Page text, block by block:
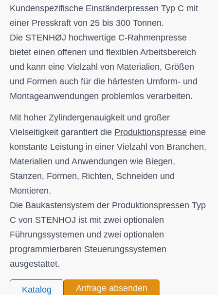
Kundenspezifische Einständerpressen Typ C mit
einer Presskraft von 25 bis 300 Tonnen.
Die STENHØJ hochwertige C-Rahmenpresse
bietet einen offenen und flexiblen Arbeitsbereich
und kann eine Vielzahl von Materialien, Größen
und Formen auch für die härtesten Umform- und
Montageanwendungen problemlos verarbeiten.
Mit hoher Zylindergenauigkeit und großer
Vielseitigkeit garantiert die Produktionspresse eine
konstante Leistung in einer Vielzahl von Branchen,
Materialien und Anwendungen wie Biegen,
Stanzen, Formen, Richten, Schneiden und
Montieren.
Die Baukastensystem der Produktionspressen Typ
C von STENHOJ ist mit zwei optionalen
Führungssystemen und zwei optionalen
programmierbaren Steuerungssystemen
ausgestattet.
Anfrage absenden
Katalog